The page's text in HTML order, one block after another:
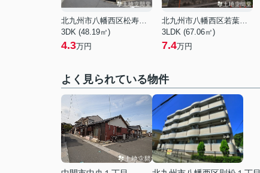
北九州市八幡西区松寿山１丁目
3DK (48.19㎡)
4.3万円
北九州市八幡西区若葉３丁目
3LDK (67.06㎡)
7.4万円
よく見られている物件